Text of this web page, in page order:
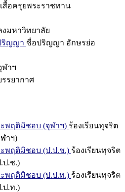
เสื้อครุยพระราชทาน
งมหาวิทยาลัย
ริญญา ชื่อปริญญา อักษรย่อ
ฬาฯ
รยากาศ
พฤติมิชอบ (จุฬาฯ) ร้องเรียนทุจริต
าฯ)
พฤติมิชอบ (ป.ป.ช.) ร้องเรียนทุจริต
ป.ช.)
พฤติมิชอบ (ป.ป.ท.) ร้องเรียนทุจริต
ป.ท.)